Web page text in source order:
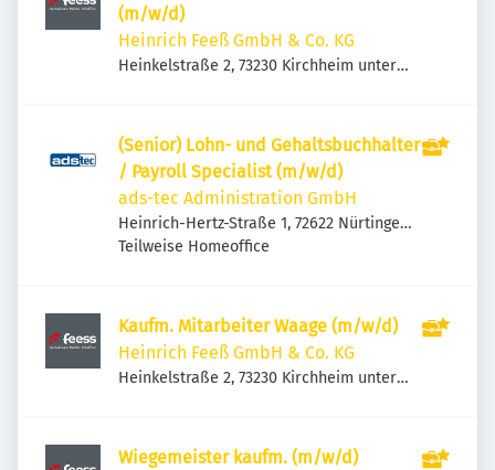
(m/w/d)
Heinrich Feeß GmbH & Co. KG
Heinkelstraße 2, 73230 Kirchheim unter
(Senior) Lohn- und Gehaltsbuchhalter
/ Payroll Specialist (m/w/d)
ads-tec Administration GmbH
Heinrich-Hertz-Straße 1, 72622 Nürtingen,
Deutschland
Teilweise Homeoffice
Kaufm. Mitarbeiter Waage (m/w/d)
Heinrich Feeß GmbH & Co. KG
Heinkelstraße 2, 73230 Kirchheim unter
Wiegemeister kaufm. (m/w/d)